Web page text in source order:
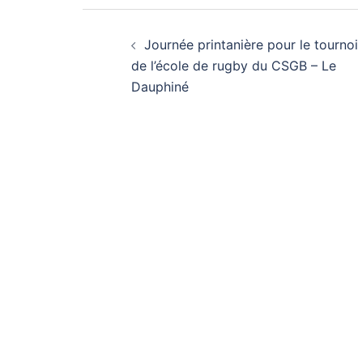
Navigation
d’article
Journée printanière pour le tournoi
de l’école de rugby du CSGB – Le
Dauphiné